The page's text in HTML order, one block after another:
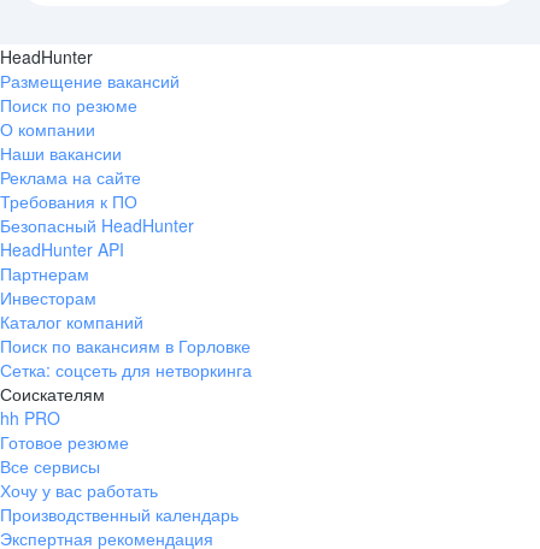
HeadHunter
Размещение вакансий
Поиск по резюме
О компании
Наши вакансии
Реклама на сайте
Требования к ПО
Безопасный HeadHunter
HeadHunter API
Партнерам
Инвесторам
Каталог компаний
Поиск по вакансиям в Горловке
Сетка: соцсеть для нетворкинга
Соискателям
hh PRO
Готовое резюме
Все сервисы
Хочу у вас работать
Производственный календарь
Экспертная рекомендация